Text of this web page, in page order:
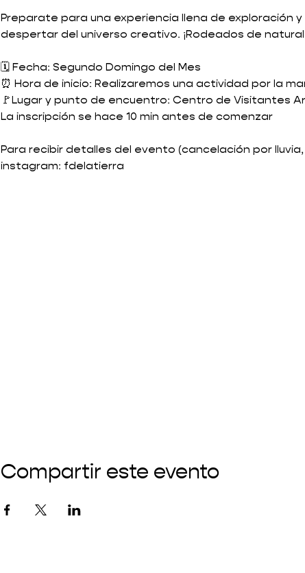
Preparate para una experiencia llena de exploración
despertar del universo creativo. ¡Rodeados de
🗓️ Fecha: Segundo Domingo del Mes
⏰ Hora de inicio: Realizaremos una actividad por la
🚩Lugar y punto de encuentro: Centro de Visitantes
La inscripción se hace 10 min antes de comenzar
Para recibir detalles del evento (cancelación por
instagram: fdelatierra
Compartir este evento